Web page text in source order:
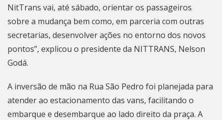
NitTrans vai, até sábado, orientar os passageiros
sobre a mudança bem como, em parceria com outras
secretarias, desenvolver ações no entorno dos novos
pontos”, explicou o presidente da NITTRANS, Nelson
Godá.
A inversão de mão na Rua São Pedro foi planejada para
atender ao estacionamento das vans, facilitando o
embarque e desembarque ao lado direito da praça. A